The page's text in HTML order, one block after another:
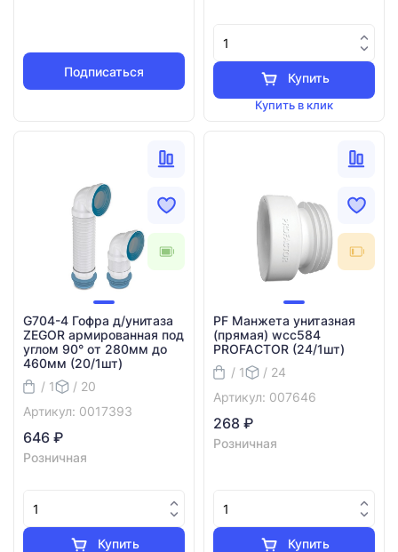
Подписаться Купить
Купить в клик
G704-4 Гофра д/унитаза
ZEGOR армированная под
углом 90° от 280мм до
460мм (20/1шт)
/ 1
/ 20
Артикул: 0017393
646 ₽
Розничная
Купить
PF Манжета унитазная
(прямая) wcc584
PROFACTOR (24/1шт)
/ 1
/ 24
Артикул: 007646
268 ₽
Розничная
Купить